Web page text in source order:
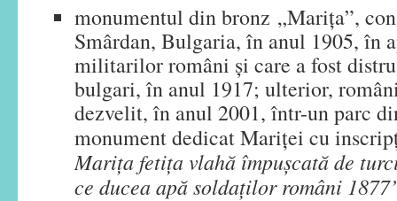
monumentul din bronz „Marița”,
Smârdan, Bulgaria, în anul 1905, în
militarilor români și care a fost
bulgari, în anul 1917; ulterior,
dezvelit, în anul 2001, într-un parc
monument dedicat Mariței cu
Marița fetița vlahă împușcată de
ce ducea apă soldaților români